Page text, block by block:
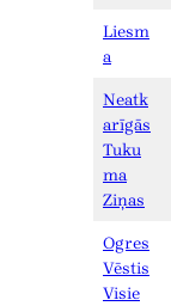
Liesm
a
Neatk
arīgās
Tuku
ma
Ziņas
Ogres
Vēstis
Visie